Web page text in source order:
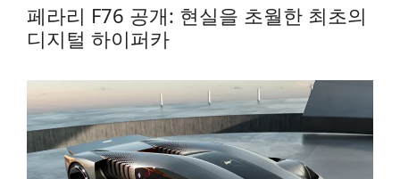
페라리 F76 공개: 현실을 초월한 최초의
디지털 하이퍼카